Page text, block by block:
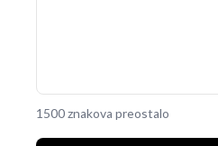
1500 znakova preostalo